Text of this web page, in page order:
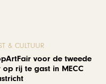
& CULTUUR
voor de tweede
op rij te gast in MECC